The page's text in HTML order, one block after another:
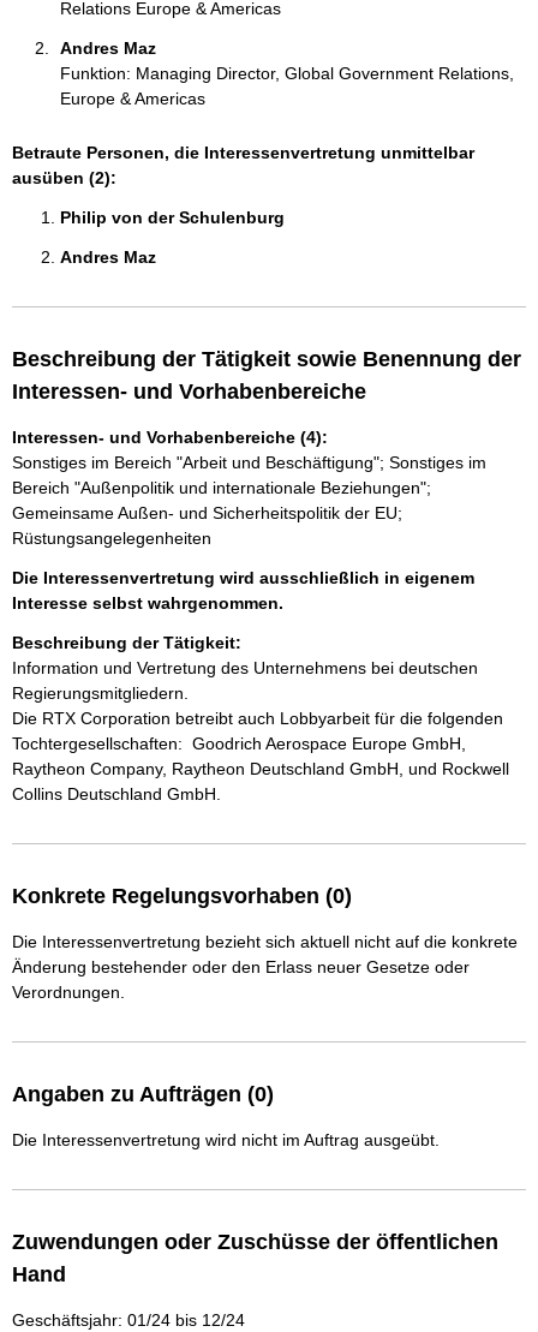
Relations Europe & Americas
Andres Maz
Funktion: Managing Director, Global Government Relations,
Europe & Americas
Betraute Personen, die Interessenvertretung unmittelbar
ausüben (2):
Philip von der Schulenburg
Andres Maz
Beschreibung der Tätigkeit sowie Benennung der
Interessen- und Vorhabenbereiche
Interessen- und Vorhabenbereiche (4):
Sonstiges im Bereich "Arbeit und Beschäftigung"; Sonstiges im
Bereich "Außenpolitik und internationale Beziehungen";
Gemeinsame Außen- und Sicherheitspolitik der EU;
Rüstungsangelegenheiten
Die Interessenvertretung wird ausschließlich in eigenem
Interesse selbst wahrgenommen.
Beschreibung der Tätigkeit:
Information und Vertretung des Unternehmens bei deutschen
Regierungsmitgliedern.
Die RTX Corporation betreibt auch Lobbyarbeit für die folgenden
Tochtergesellschaften:  Goodrich Aerospace Europe GmbH,
Raytheon Company, Raytheon Deutschland GmbH, und Rockwell
Collins Deutschland GmbH.
Konkrete Regelungsvorhaben (0)
Die Interessenvertretung bezieht sich aktuell nicht auf die konkrete
Änderung bestehender oder den Erlass neuer Gesetze oder
Verordnungen.
Angaben zu Aufträgen (0)
Die Interessenvertretung wird nicht im Auftrag ausgeübt.
Zuwendungen oder Zuschüsse der öffentlichen
Hand
Geschäftsjahr: 01/24 bis 12/24